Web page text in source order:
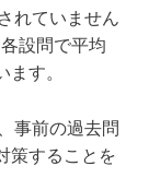
れていません
設問で平均
す。
事前の過去問
策することを